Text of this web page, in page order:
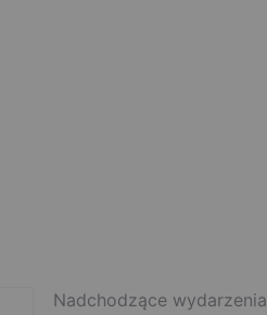
Nadchodzące wydarzenia